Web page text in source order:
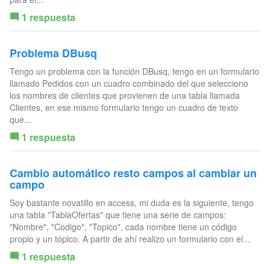
1 respuesta
Problema DBusq
Tengo un problema con la función DBusq, tengo en un formulario
llamado Pedidos con un cuadro combinado del que selecciono
los nombres de clientes que provienen de una tabla llamada
Clientes, en ese mismo formulario tengo un cuadro de texto
que...
1 respuesta
Cambio automático resto campos al cambiar un
campo
Soy bastante novatillo en access, mi duda es la siguiente, tengo
una tabla "TablaOfertas" que tiene una serie de campos:
"Nombre", "Codigo", "Topico", cada nombre tiene un código
propio y un tópico. A partir de ahí realizo un formulario con el...
1 respuesta